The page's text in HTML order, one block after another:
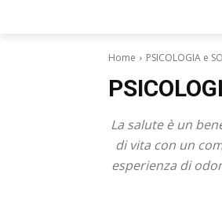
Home PSICOLOGIA e
La salute è un
di vita con un
esperienza di